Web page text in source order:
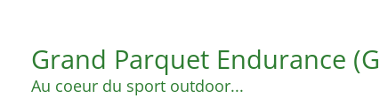
contenuGrand Parquet Endurance
Au coeur du sport outdoor...